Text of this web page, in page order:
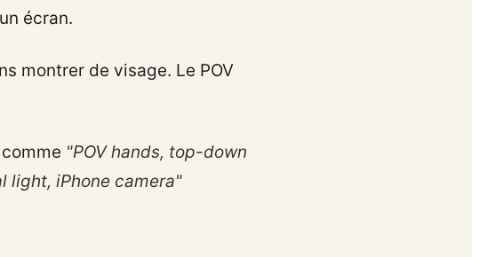
écran.
montrer de visage. Le POV
"POV hands, top-down
light, iPhone camera"